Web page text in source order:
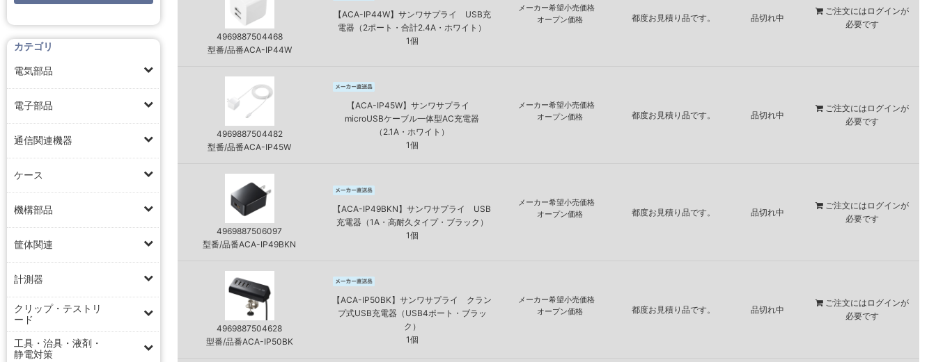
カテゴリ
電気部品
電子部品
通信関連機器
ケース
機構部品
筐体関連
計測器
クリップ・テストリ
ード
工具・治具・液剤・
静電対策
4969887504468
型番/品番ACA-IP44W
【ACA-IP44W】サンワサプライ USB充
電器（2ポート・合計2.4A・ホワイト）
1個
メーカー希望小売価格
オープン価格
都度お見積り品です。 品切れ中
ご注文には ログインが
必要です
4969887504482
型番/品番ACA-IP45W
【ACA-IP45W】サンワサプライ
microUSBケーブル一体型AC充電器
（2.1A・ホワイト）
1個
メーカー希望小売価格
オープン価格
都度お見積り品です。 品切れ中
ご注文には ログインが
必要です
4969887506097
型番/品番ACA-IP49BKN
【ACA-IP49BKN】サンワサプライ USB
充電器（1A・高耐久タイプ・ブラック）
1個
メーカー希望小売価格
オープン価格
都度お見積り品です。 品切れ中
ご注文には ログインが
必要です
4969887504628
型番/品番ACA-IP50BK
【ACA-IP50BK】サンワサプライ クラン
プ式USB充電器（USB4ポート・ブラッ
ク）
1個
メーカー希望小売価格
オープン価格
都度お見積り品です。 品切れ中
ご注文には ログインが
必要です